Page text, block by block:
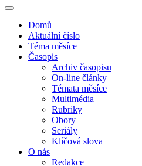
Domů
Aktuální číslo
Téma měsíce
Časopis
Archiv časopisu
On-line články
Témata měsíce
Multimédia
Rubriky
Obory
Seriály
Klíčová slova
O nás
Redakce